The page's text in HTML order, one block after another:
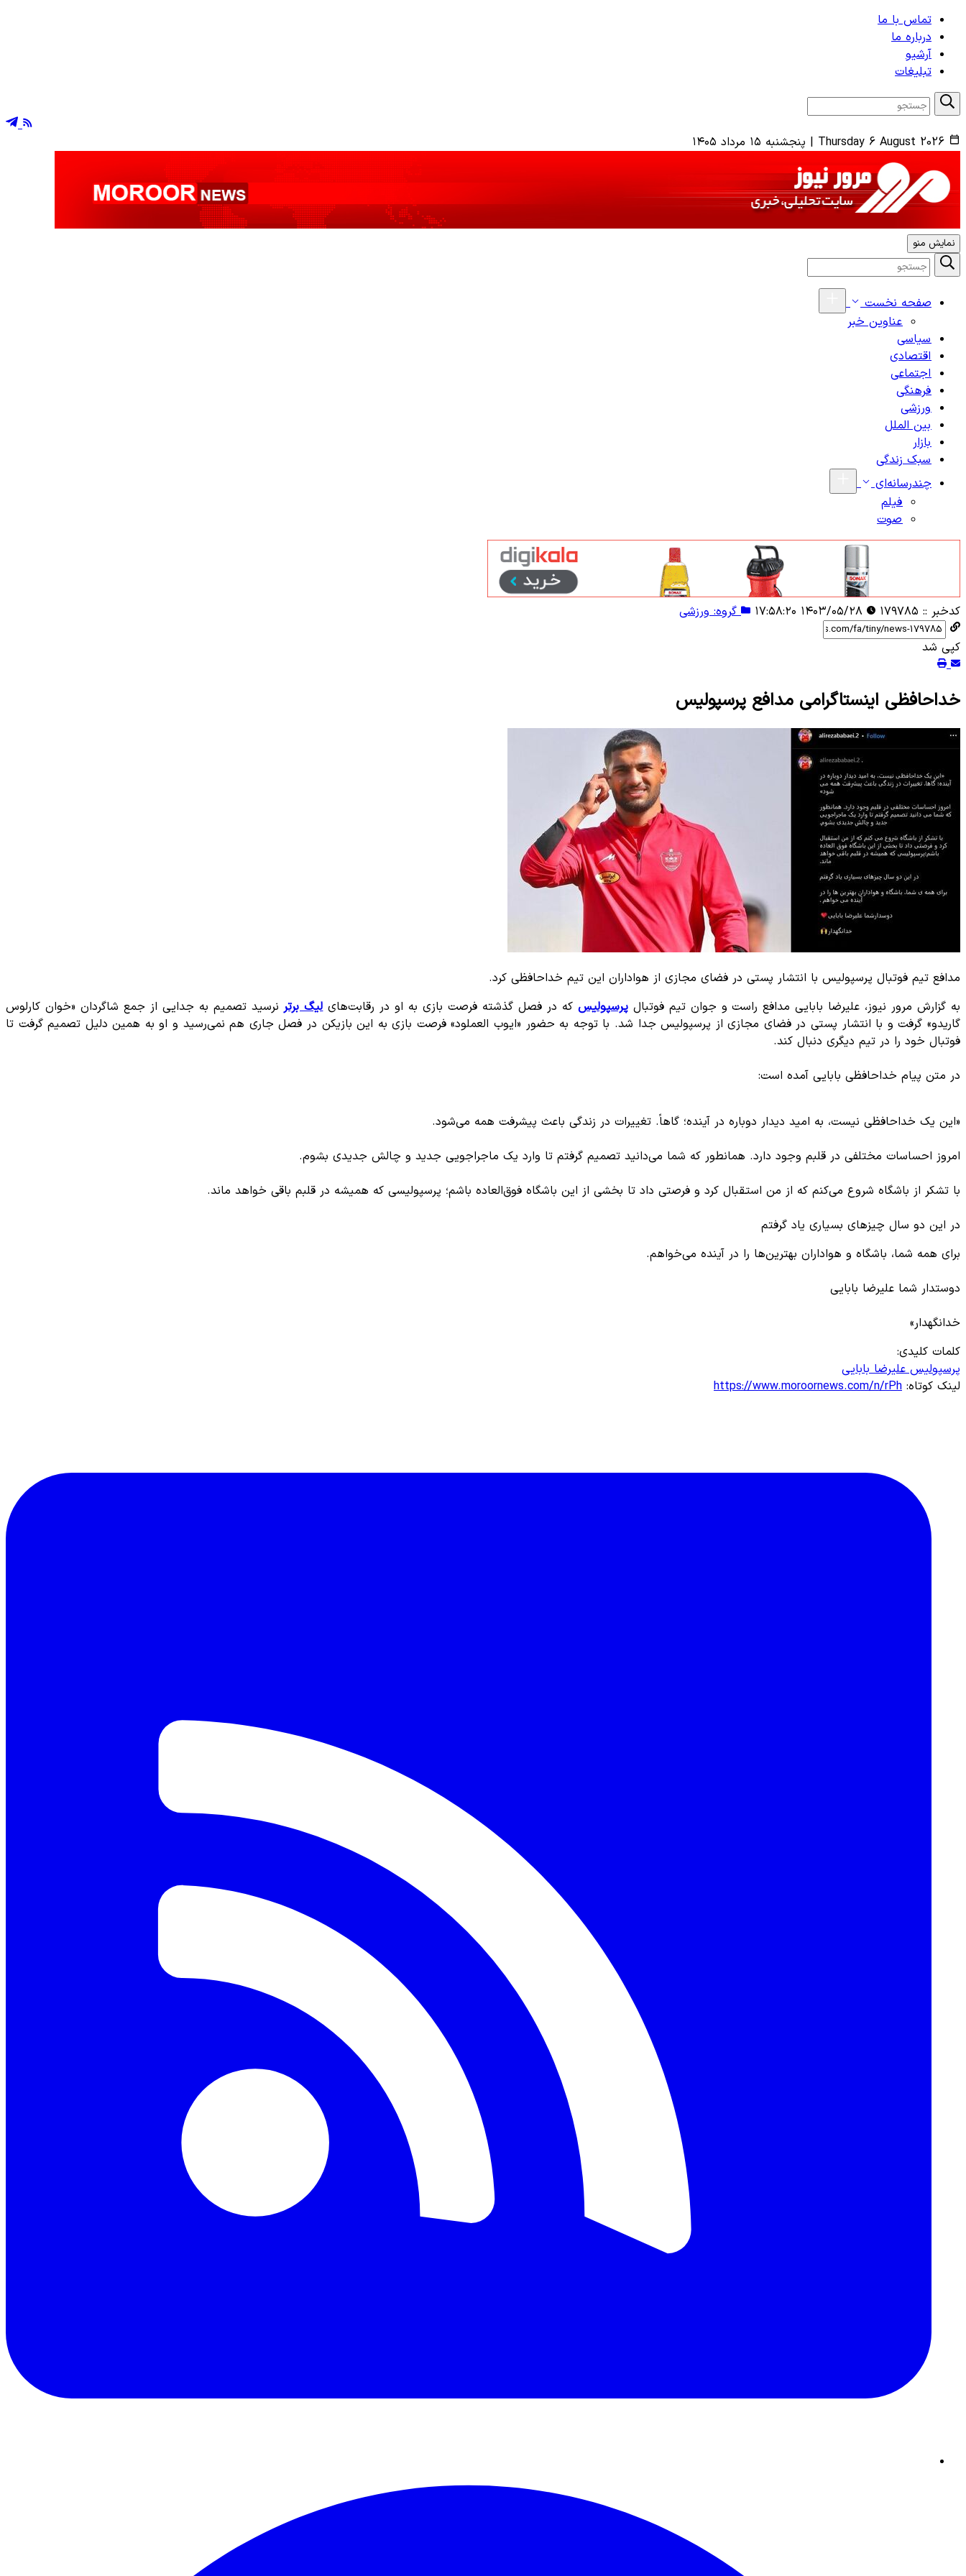
تماس با ما
درباره ما
آرشیو
تبلیغات
Thursday 6 August 2026
| پنجشنبه ۱۵ مرداد ۱۴۰۵
نمایش منو
صفحه نخست
عناوین خبر
سیاسی
اقتصادی
اجتماعی
فرهنگی
ورزشی
بین الملل
بازار
سبک زندگی
چندرسانه‌ای
فیلم
صوت
کدخبر :: ۱۷۹۷۸۵ گروه: ورزشی
کپی شد
خداحافظی اینستاگرامی مدافع پرسپولیس
مدافع تیم فوتبال پرسپولیس با انتشار پستی در فضای مجازی از هواداران این تیم خداحافظی کرد.
به گزارش مرور نیوز، علیرضا بابایی مدافع راست و جوان تیم فوتبالپرسپولیس که در فصل گذشته فرصت بازی به او در رقابت‌هایلیگ برترنرسید تصمیم به جدایی از جمع شاگردان «خوان کارلوس
گاریدو» گرفت و با انتشار پستی در فضای مجازی از پرسپولیس جدا شد. با توجه به حضور «ایوب العملود» فرصت بازی به این بازیکن در فصل جاری هم نمی‌رسید و او به همین دلیل تصمیم گرفت تا
فوتبال خود را در تیم دیگری دنبال کند.
در متن پیام خداحافظی بابایی آمده است:
«این یک خداحافظی نیست، به امید دیدار دوباره در آینده؛ گاهاً. تغییرات در زندگی باعث پیشرفت همه می‌شود.
امروز احساسات مختلفی در قلبم وجود دارد. همانطور که شما می‌دانید تصمیم گرفتم تا وارد یک ماجراجویی جدید و چالش جدیدی بشوم.
با تشکر از باشگاه شروع می‌کنم که از من استقبال کرد و فرصتی داد تا بخشی از این باشگاه فوق‌العاده باشم؛ پرسپولیسی که همیشه در قلبم باقی خواهد ماند.
در این دو سال چیزهای بسیاری یاد گرفتم
برای همه شما، باشگاه و هواداران بهترین‌ها را در آینده می‌خواهم.
دوستدار شما علیرضا بابایی
خدانگهدار»
کلمات کلیدی:
پرسپولیسعلیرضا بابایی
لینک کوتاه: https://www.moroornews.com/n/rPh